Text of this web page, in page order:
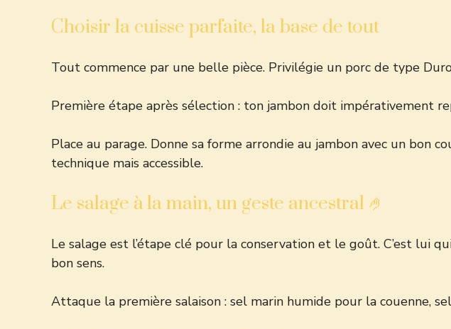
Choisir la cuisse parfaite, la base de tout
Tout commence par une belle pièce. Privilégie un porc de type
Première étape après sélection : ton jambon doit impérativement
Place au parage. Donne sa forme arrondie au jambon avec un bon
technique mais accessible.
Le salage à la main, un geste ancestral 🤌
Le salage est l’étape clé pour la conservation et le goût. C’est lui
bon sens.
Attaque la première salaison : sel marin humide pour la couenne,